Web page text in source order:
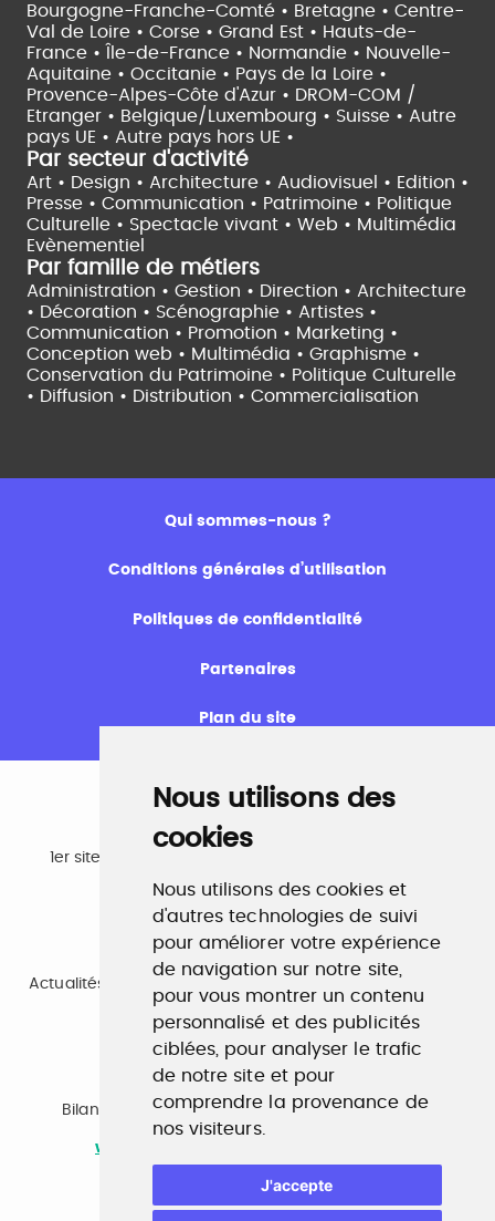
Nous utilisons des
cookies
Nous utilisons des cookies et
d'autres technologies de suivi
pour améliorer votre expérience
de navigation sur notre site,
pour vous montrer un contenu
personnalisé et des publicités
ciblées, pour analyser le trafic
de notre site et pour
comprendre la provenance de
nos visiteurs.
J'accepte
Bourgogne-Franche-Comté • Bretagne • Centre-
Val de Loire • Corse • Grand Est • Hauts-de-
France •
Île-de-France • Normandie • Nouvelle-
Aquitaine • Occitanie • Pays de la Loire •
Provence-Alpes-Côte d'Azur • DROM-COM /
Etranger • Belgique/Luxembourg • Suisse • Autre
pays UE • Autre pays hors UE •
Par secteur d'activité
Art • Design • Architecture • Audiovisuel • Edition •
Presse • Communication • Patrimoine • Politique
Culturelle • Spectacle vivant • Web • Multimédia
Evènementiel
Par famille de métiers
Administration • Gestion • Direction • Architecture
• Décoration • Scénographie • Artistes •
Communication • Promotion • Marketing •
Conception web • Multimédia • Graphisme •
Conservation du Patrimoine • Politique Culturelle
• Diffusion • Distribution • Commercialisation
Qui sommes-nous ?
Conditions générales d’utilisation
Politiques de confidentialité
Partenaires
Plan du site
Emploi
1er site emploi du secteur culturel 784.000 visites et
www.profilculture.com
Formation
Actualités, guide et annuaire des formations aux métiers
de la culture.
www.profilculture-formation.com
Accompagnement professionnel
Bilan de compétences, coaching, techniques de
recherche d'emploi, entretien conseil.
www.profilculture-competences.com